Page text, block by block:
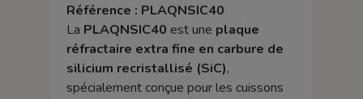
Référence : PLAQNSIC40
La PLAQNSIC40 est une plaque
réfractaire extra fine en carbure de
silicium recristallisé (SiC),
spécialement conçue pour les cuissons